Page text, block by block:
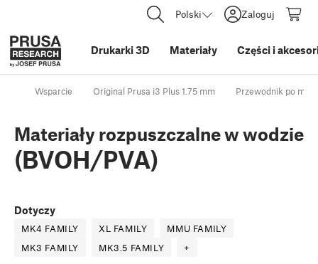
Polski Zaloguj
Drukarki 3D Materiały Części i
Wsparcie Original Prusa i3 Plus 1.75 mm Przewodnik po
Materiały rozpuszczalne w wodzie
(BVOH/PVA)
Dotyczy
MK4 FAMILY XL FAMILY
MMU FAMILY
MK3 FAMILY
MK3.5 FAMILY +